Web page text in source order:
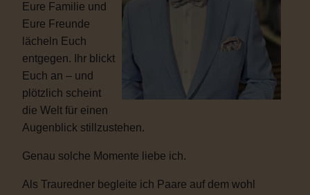
Eure Familie und
Eure Freunde
lächeln Euch
entgegen. Ihr blickt
Euch an – und
plötzlich scheint
die Welt für einen
Augenblick stillzustehen.
Genau solche Momente liebe ich.
Als Trauredner begleite ich Paare auf dem wohl